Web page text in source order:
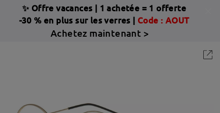
✨ Offre vacances | 1 achetée = 1 offerte
-30 % en plus sur les verres | Code : AOUT
Achetez maintenant >